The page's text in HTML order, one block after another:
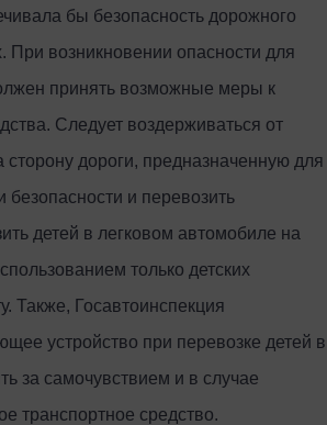
бы безопасность дорожного
возникновении опасности для
принять возможные меры к
Следует воздерживаться от
дороги, предназначенную для
и перевозить
детей в легковом автомобиле на
только детских
Также, Госавтоинспекция
устройство при перевозке детей в
за самочувствием и в случае
транспортное средство.